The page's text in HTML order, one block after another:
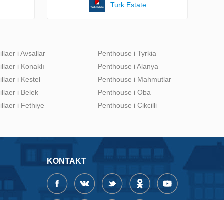
Turk.Estate
i Avsallar
i Konaklı
i Kestel
i Belek
i Fethiye
Penthouse i Tyrkia
Penthouse i Alanya
Penthouse i Mahmutlar
Penthouse i Oba
Penthouse i Cikcilli
KONTAKT